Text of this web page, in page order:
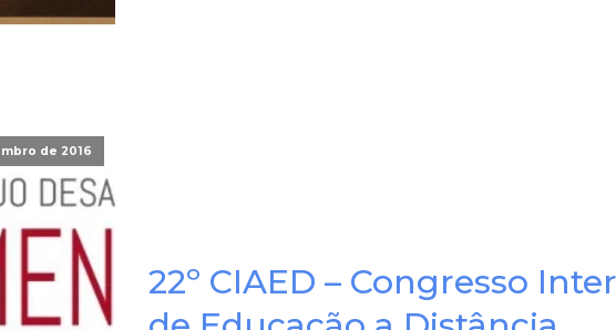
de 2016
22º CIAED – Congresso